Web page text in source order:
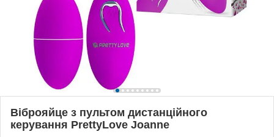
Віброяйце з пультом дистанційного
керування PrettyLove Joanne